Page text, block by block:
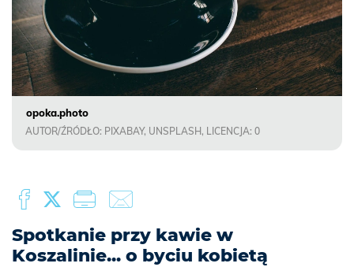
opoka.photo
AUTOR/ŹRÓDŁO: PIXABAY, UNSPLASH, LICENCJA: 0
Spotkanie przy kawie w
Koszalinie... o byciu kobietą